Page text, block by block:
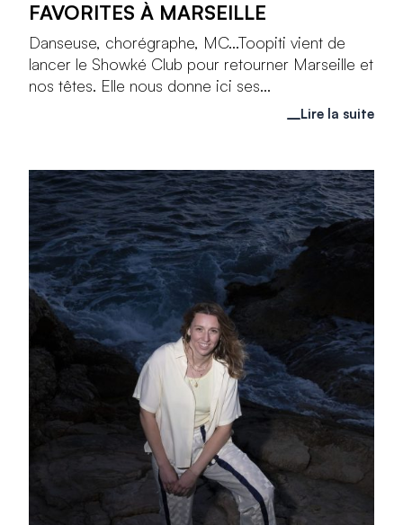
FAVORITES À MARSEILLE
Danseuse, chorégraphe, MC...Toopiti vient de
lancer le Showké Club pour retourner Marseille et
nos têtes. Elle nous donne ici ses...
Lire la suite